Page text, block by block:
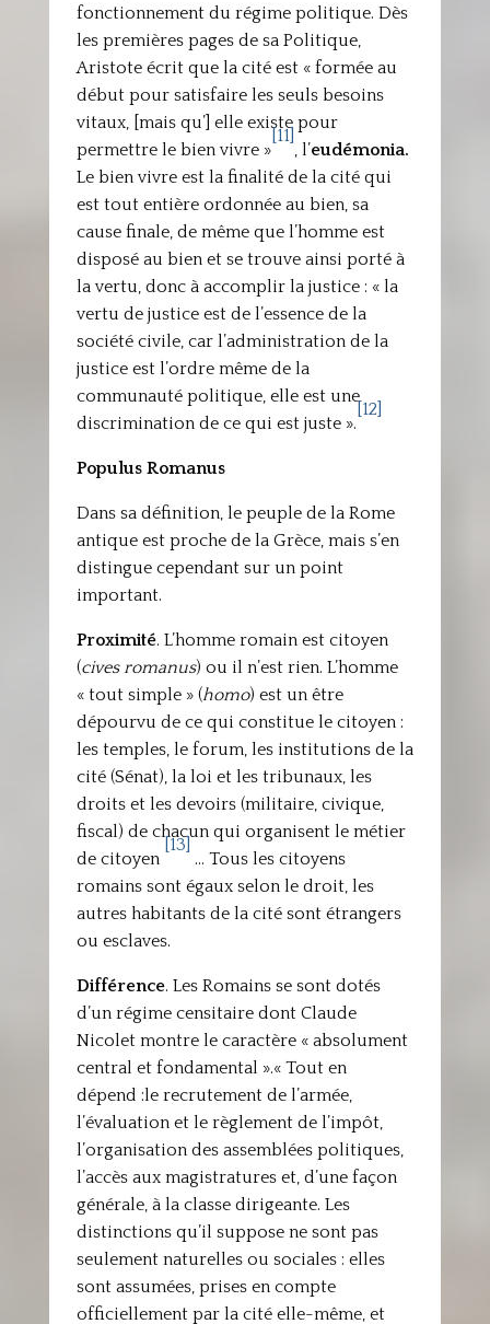
fonctionnement du régime politique. Dès
les premières pages de sa Politique,
Aristote écrit que la cité est « formée au
début pour satisfaire les seuls besoins
vitaux, [mais qu’] elle existe pour
permettre le bien vivre »
[11]
, l’eudémonia.
Le bien vivre est la finalité de la cité qui
est tout entière ordonnée au bien, sa
cause finale, de même que l’homme est
disposé au bien et se trouve ainsi porté à
la vertu, donc à accomplir la justice : « la
vertu de justice est de l’essence de la
société civile, car l’administration de la
justice est l’ordre même de la
communauté politique, elle est une
discrimination de ce qui est juste ».
[12]
Populus Romanus
Dans sa définition, le peuple de la Rome
antique est proche de la Grèce, mais s’en
distingue cependant sur un point
important.
Proximité. L’homme romain est citoyen
(cives romanus) ou il n’est rien. L’homme
« tout simple » (homo) est un être
dépourvu de ce qui constitue le citoyen :
les temples, le forum, les institutions de la
cité (Sénat), la loi et les tribunaux, les
droits et les devoirs (militaire, civique,
fiscal) de chacun qui organisent le métier
de citoyen
[13]
… Tous les citoyens
romains sont égaux selon le droit, les
autres habitants de la cité sont étrangers
ou esclaves.
Différence. Les Romains se sont dotés
d’un régime censitaire dont Claude
Nicolet montre le caractère « absolument
central et fondamental ».« Tout en
dépend :le recrutement de l’armée,
l’évaluation et le règlement de l’impôt,
l’organisation des assemblées politiques,
l’accès aux magistratures et, d’une façon
générale, à la classe dirigeante. Les
distinctions qu’il suppose ne sont pas
seulement naturelles ou sociales : elles
sont assumées, prises en compte
officiellement par la cité elle-même, et